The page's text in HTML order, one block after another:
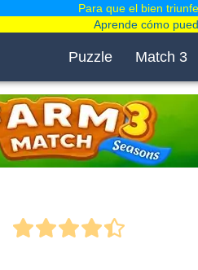
Puzzle Match 3
Para que el bien
Aprende cómo